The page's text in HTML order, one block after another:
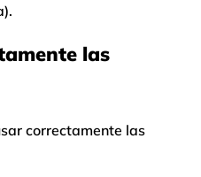
las
correctamente las